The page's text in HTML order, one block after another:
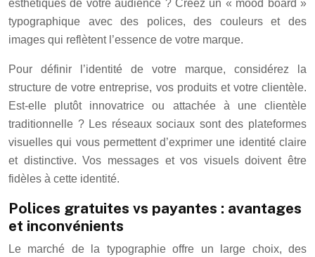
esthétiques de votre audience ? Créez un « mood board »
typographique avec des polices, des couleurs et des
images qui reflètent l’essence de votre marque.
Pour définir l’identité de votre marque, considérez la
structure de votre entreprise, vos produits et votre clientèle.
Est-elle plutôt innovatrice ou attachée à une clientèle
traditionnelle ? Les réseaux sociaux sont des plateformes
visuelles qui vous permettent d’exprimer une identité claire
et distinctive. Vos messages et vos visuels doivent être
fidèles à cette identité.
Polices gratuites vs payantes : avantages
et inconvénients
Le marché de la typographie offre un large choix, des